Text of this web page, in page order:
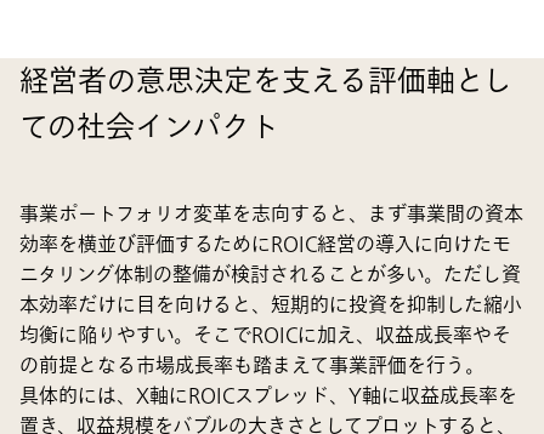
経営者の意思決定を支える評価軸とし
ての社会インパクト
事業ポートフォリオ変革を志向すると、まず事業間の資本
効率を横並び評価するためにROIC経営の導入に向けたモ
ニタリング体制の整備が検討されることが多い。ただし資
本効率だけに目を向けると、短期的に投資を抑制した縮小
均衡に陥りやすい。そこでROICに加え、収益成長率やそ
の前提となる市場成長率も踏まえて事業評価を行う。
具体的には、X軸にROICスプレッド、Y軸に収益成長率を
置き、収益規模をバブルの大きさとしてプロットすると、